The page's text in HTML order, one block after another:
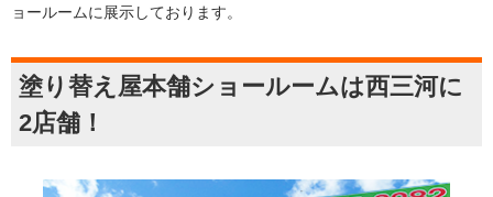
ョールームに展示しております。
塗り替え屋本舗ショールームは西三河に
2店舗！